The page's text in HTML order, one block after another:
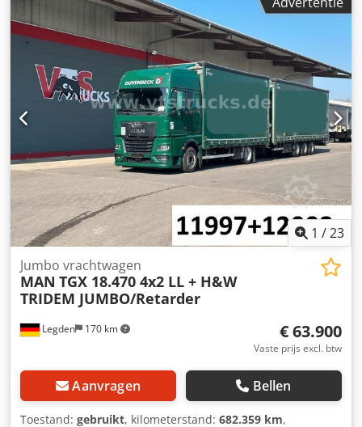
1 /23
Legden 170 km
Jumbo vrachtwagen
MAN TGX 18.470 4x2 LL + H&W
TRIDEM JUMBO/Retarder
€ 63.900
Vaste prijs excl. btw
Aanvragen Bellen
Toestand: gebruikt, kilometerstand: 682.359 km,